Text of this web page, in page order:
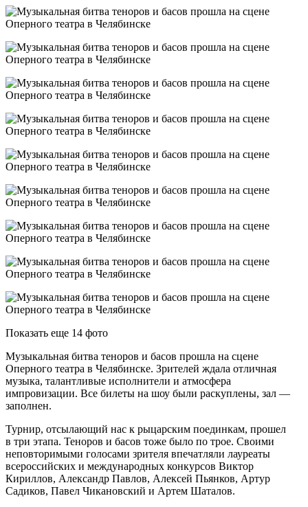
Показать еще 14 фото
Музыкальная битва теноров и басов прошла на сцене
Оперного театра в Челябинске. Зрителей ждала отличная
музыка, талантливые исполнители и атмосфера
импровизации. Все билеты на шоу были раскуплены, зал —
заполнен.
Турнир, отсылающий нас к рыцарским поединкам, прошел
в три этапа. Теноров и басов тоже было по трое. Своими
неповторимыми голосами зрителя впечатляли лауреаты
всероссийских и международных конкурсов Виктор
Кириллов, Александр Павлов, Алексей Пьянков, Артур
Садиков, Павел Чикановский и Артем Шаталов.